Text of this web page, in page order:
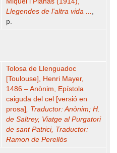
Llegendes de l'altra vida ... ,
p.
Tolosa de Llenguadoc
[Toulouse], Henri Mayer,
1486 – Anònim, Epístola
caiguda del cel [versió en
prosa], Traductor: Anònim; H.
de Saltrey, Viatge al Purgatori
de sant Patrici, Traductor:
Ramon de Perellós